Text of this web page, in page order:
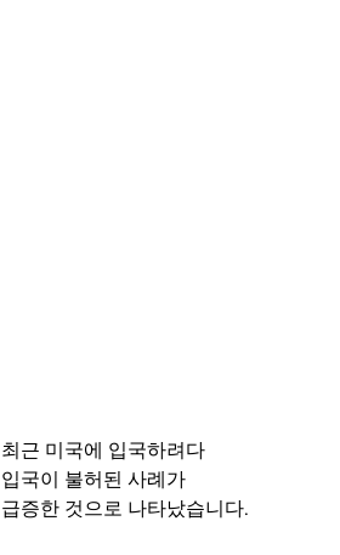
최근 미국에 입국하려다
입국이 불허된 사례가
급증한 것으로 나타났습니다.